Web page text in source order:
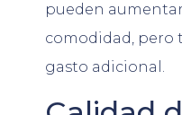
pueden
comodidad, pero
gasto adicional.